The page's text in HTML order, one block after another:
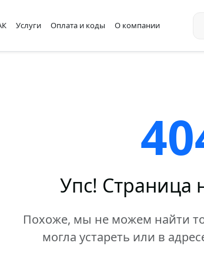
Услуги Оплата и коды О компании
Упс! Страница
Похоже, мы не можем найти
могла устареть или в